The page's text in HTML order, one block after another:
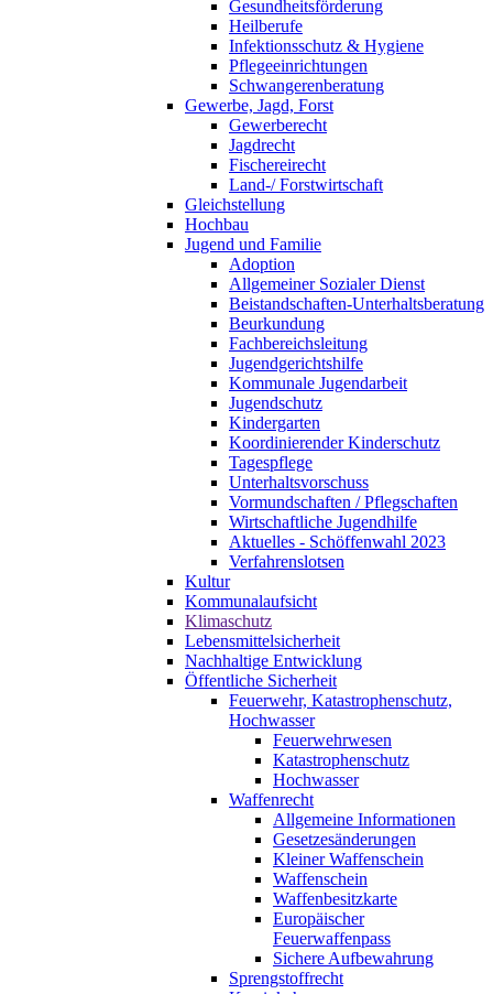
Gesundheitsförderung
Heilberufe
Infektionsschutz & Hygiene
Pflegeeinrichtungen
Schwangerenberatung
Gewerbe, Jagd, Forst
Gewerberecht
Jagdrecht
Fischereirecht
Land-/ Forstwirtschaft
Gleichstellung
Hochbau
Jugend und Familie
Adoption
Allgemeiner Sozialer Dienst
Beistandschaften-Unterhaltsberatung
Beurkundung
Fachbereichsleitung
Jugendgerichtshilfe
Kommunale Jugendarbeit
Jugendschutz
Kindergarten
Koordinierender Kinderschutz
Tagespflege
Unterhaltsvorschuss
Vormundschaften / Pflegschaften
Wirtschaftliche Jugendhilfe
Aktuelles - Schöffenwahl 2023
Verfahrenslotsen
Kultur
Kommunalaufsicht
Klimaschutz
Lebensmittelsicherheit
Nachhaltige Entwicklung
Öffentliche Sicherheit
Feuerwehr, Katastrophenschutz,
Hochwasser
Feuerwehrwesen
Katastrophenschutz
Hochwasser
Waffenrecht
Allgemeine Informationen
Gesetzesänderungen
Kleiner Waffenschein
Waffenschein
Waffenbesitzkarte
Europäischer
Feuerwaffenpass
Sichere Aufbewahrung
Sprengstoffrecht